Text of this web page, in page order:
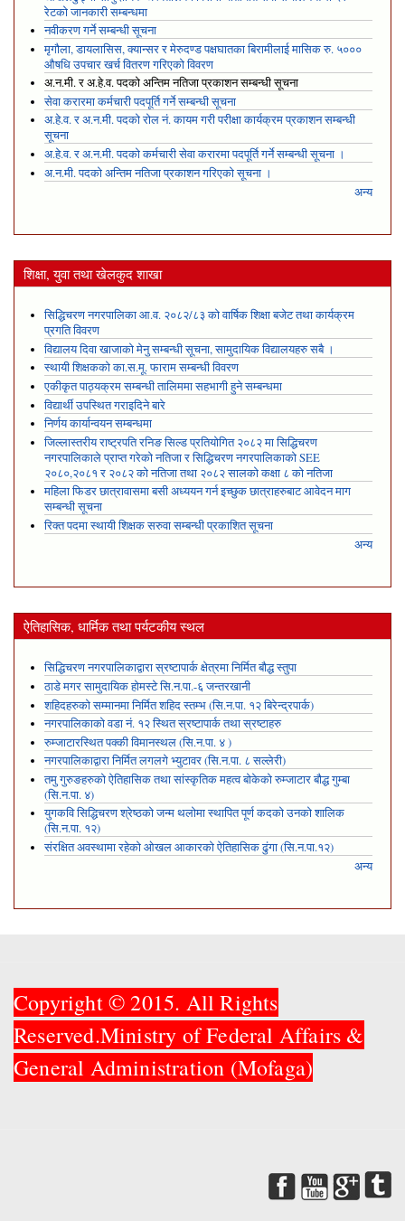
रेटको जानकारी सम्बन्धमा
नवीकरण गर्ने सम्बन्धी सूचना
मृगौला, डायलासिस, क्यान्सर र मेरुदण्ड पक्षघातका बिरामीलाई मासिक रु. ५०००
औषधि उपचार खर्च वितरण गरिएको विवरण
अ.न.मी. र अ.हे.व. पदको अन्तिम नतिजा प्रकाशन सम्बन्धी सूचना
सेवा करारमा कर्मचारी पदपूर्ति गर्ने सम्बन्धी सूचना
अ.हे.व. र अ.न.मी. पदको रोल नं. कायम गरी परीक्षा कार्यक्रम प्रकाशन सम्बन्धी
सूचना
अ.हे.व. र अ.न.मी. पदको कर्मचारी सेवा करारमा पदपूर्ति गर्ने सम्बन्धी सूचना ।
अ.न.मी. पदको अन्तिम नतिजा प्रकाशन गरिएको सूचना ।
अन्य
शिक्षा, युवा तथा खेलकुद शाखा
सिद्धिचरण नगरपालिका आ.व. २०८२/८३ को वार्षिक शिक्षा बजेट तथा कार्यक्रम
प्रगति विवरण
विद्यालय दिवा खाजाको मेनु सम्बन्धी सूचना, सामुदायिक विद्यालयहरु सबै ।
स्थायी शिक्षकको का.स.मू. फाराम सम्बन्धी विवरण
एकीकृत पाठ्यक्रम सम्बन्धी तालिममा सहभागी हुने सम्बन्धमा
विद्यार्थी उपस्थित गराइदिने बारे
निर्णय कार्यान्वयन सम्बन्धमा
जिल्लास्तरीय राष्ट्रपति रनिङ सिल्ड प्रतियोगित २०८२ मा सिद्धिचरण
नगरपालिकाले प्राप्त गरेकाे नतिजा र सिद्धिचरण नगरपालिकाको SEE
२०८०,२०८१ र २०८२ को नतिजा तथा २०८२ सालको कक्षा ८ को नतिजा
महिला फिडर छात्रावासमा बसी अध्ययन गर्न इच्छुक छात्राहरुबाट आवेदन माग
सम्बन्धी सूचना
रिक्त पदमा स्थायी शिक्षक सरुवा सम्बन्धी प्रकाशित सूचना
अन्य
ऐतिहासिक, धार्मिक तथा पर्यटकीय स्थल
सिद्धिचरण नगरपालिकाद्वारा स्रष्टापार्क क्षेत्रमा निर्मित बौद्ध स्तुपा
ठाडे मगर सामुदायिक होमस्टे सि.न.पा.-६ जन्तरखानी
शहिदहरुको सम्मानमा निर्मित शहिद स्तम्भ (सि.न.पा. १२ बिरेन्द्रपार्क)
नगरपालिकाको वडा नं. १२ स्थित स्रष्टापार्क तथा स्रष्टाहरु
रुम्जाटारस्थित पक्की विमानस्थल (सि.न.पा. ४ )
नगरपालिकाद्वारा निर्मित लगलगे भ्युटावर (सि.न.पा. ८ सल्लेरी)
तमु गुरुङहरुको ऐतिहासिक तथा सांस्कृतिक महत्व बोकेको रुम्जाटार बौद्ध गुम्बा
(सि.न.पा. ४)
युगकवि सिद्धिचरण श्रेष्ठको जन्म थलोमा स्थापित पूर्ण कदको उनको शालिक
(सि.न.पा. १२)
संरक्षित अवस्थामा रहेको ओखल आकारको ऐतिहासिक ढुंगा (सि.न.पा.१२)
अन्य
Copyright © 2015. All Rights
Reserved.Ministry of Federal Affairs &
General Administration (Mofaga)